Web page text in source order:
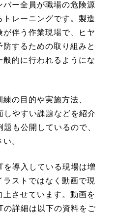
バー全員が職場の危険源
レーニングです。製造
伴う作業現場で、ヒヤ
するための取り組みと
般的に行われるようにな
の目的や実施方法、
しやすい課題などを紹介
も公開しているので、
。
導入している現場は増
ラストではなく動画で現
させています。動画を
詳細は以下の資料をご